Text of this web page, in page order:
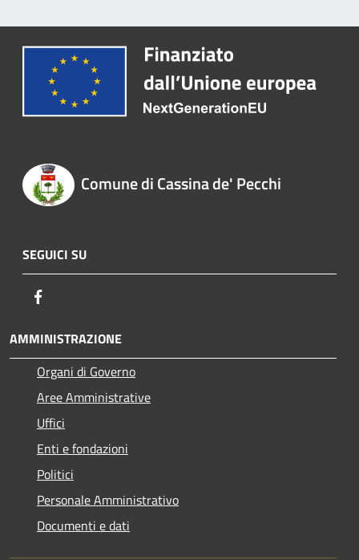
Comune di Cassina de' Pecchi
SEGUICI SU
AMMINISTRAZIONE
Organi di Governo
Aree Amministrative
Uffici
Enti e fondazioni
Politici
Personale Amministrativo
Documenti e dati